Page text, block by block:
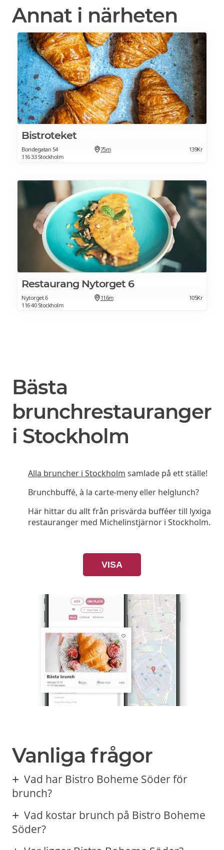
Annat i närheten
Bistroteket
Bondegatan 54
116 33 Stockholm
75m 139Kr
Restaurang Nytorget 6
Nytorget 6
116 40 Stockholm
116m 105Kr
Bästa
brunchrestauranger
i Stockholm
Alla bruncher i Stockholm samlade på ett ställe!
Brunchbuffé, à la carte-meny eller helglunch?
Här hittar du allt från prisvärda bufféer till lyxiga
restauranger med Michelinstjärnor i Stockholm.
VISA
Vanliga frågor
Vad har Bistro Boheme Söder för
brunch?
Vad kostar brunch på Bistro Boheme
Söder?